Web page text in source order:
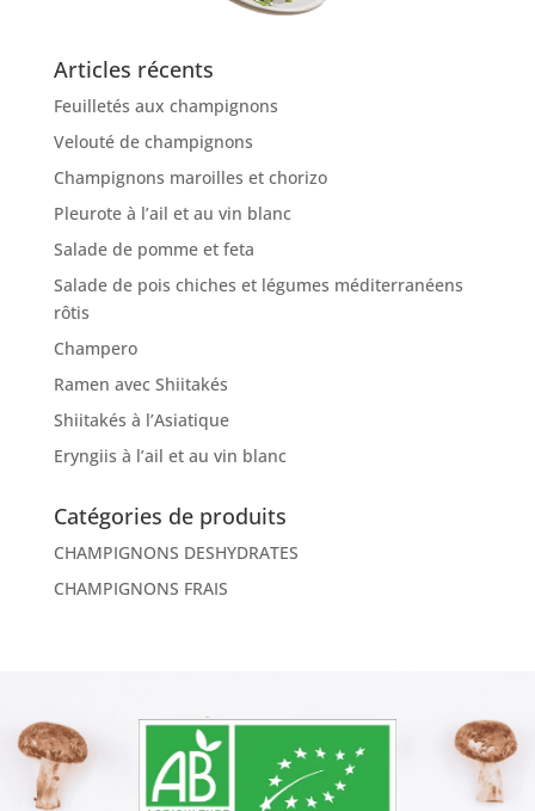
Articles récents
Feuilletés aux champignons
Velouté de champignons
Champignons maroilles et chorizo
Pleurote à l’ail et au vin blanc
Salade de pomme et feta
Salade de pois chiches et légumes méditerranéens
rôtis
Champero
Ramen avec Shiitakés
Shiitakés à l’Asiatique
Eryngiis à l’ail et au vin blanc
Catégories de produits
CHAMPIGNONS DESHYDRATES
CHAMPIGNONS FRAIS